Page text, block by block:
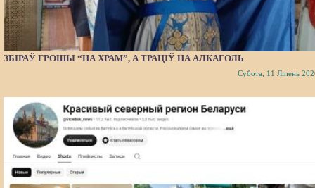
ЗБІРАЎ ГРОШЫ “НА ХРАМ”, А ТРАЦІЎ НА АЛКАГОЛЬ
Субота, 11 Ліпень